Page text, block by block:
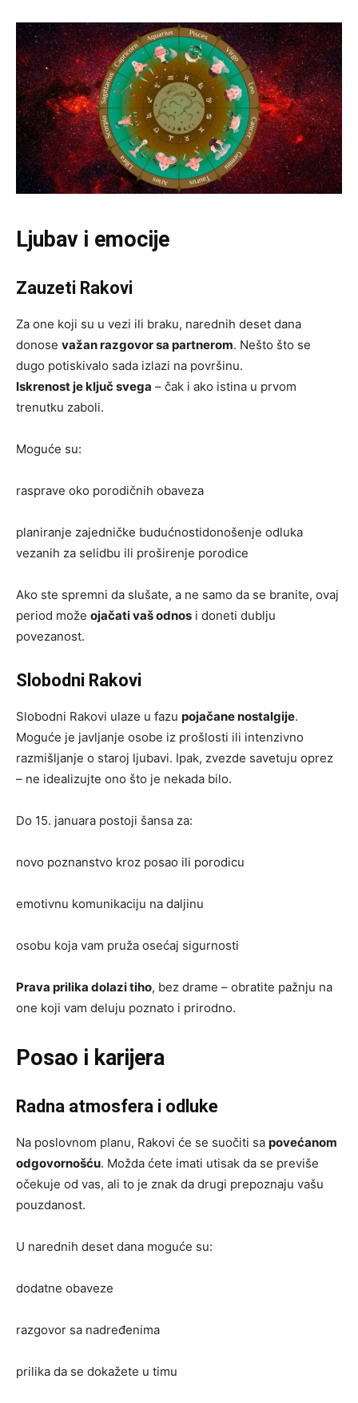
Ljubav i emocije
Zauzeti Rakovi
Za one koji su u vezi ili braku, narednih deset dana
donose važan razgovor sa partnerom. Nešto što se
dugo potiskivalo sada izlazi na površinu.
Iskrenost je ključ svega – čak i ako istina u prvom
trenutku zaboli.
Moguće su:
rasprave oko porodičnih obaveza
planiranje zajedničke budućnostidonošenje odluka
vezanih za selidbu ili proširenje porodice
Ako ste spremni da slušate, a ne samo da se branite, ovaj
period može ojačati vaš odnos i doneti dublju
povezanost.
Slobodni Rakovi
Slobodni Rakovi ulaze u fazu pojačane nostalgije.
Moguće je javljanje osobe iz prošlosti ili intenzivno
razmišljanje o staroj ljubavi. Ipak, zvezde savetuju oprez
– ne idealizujte ono što je nekada bilo.
Do 15. januara postoji šansa za:
novo poznanstvo kroz posao ili porodicu
emotivnu komunikaciju na daljinu
osobu koja vam pruža osećaj sigurnosti
Prava prilika dolazi tiho, bez drame – obratite pažnju na
one koji vam deluju poznato i prirodno.
Posao i karijera
Radna atmosfera i odluke
Na poslovnom planu, Rakovi će se suočiti sa povećanom
odgovornošću. Možda ćete imati utisak da se previše
očekuje od vas, ali to je znak da drugi prepoznaju vašu
pouzdanost.
U narednih deset dana moguće su:
dodatne obaveze
razgovor sa nadređenima
prilika da se dokažete u timu